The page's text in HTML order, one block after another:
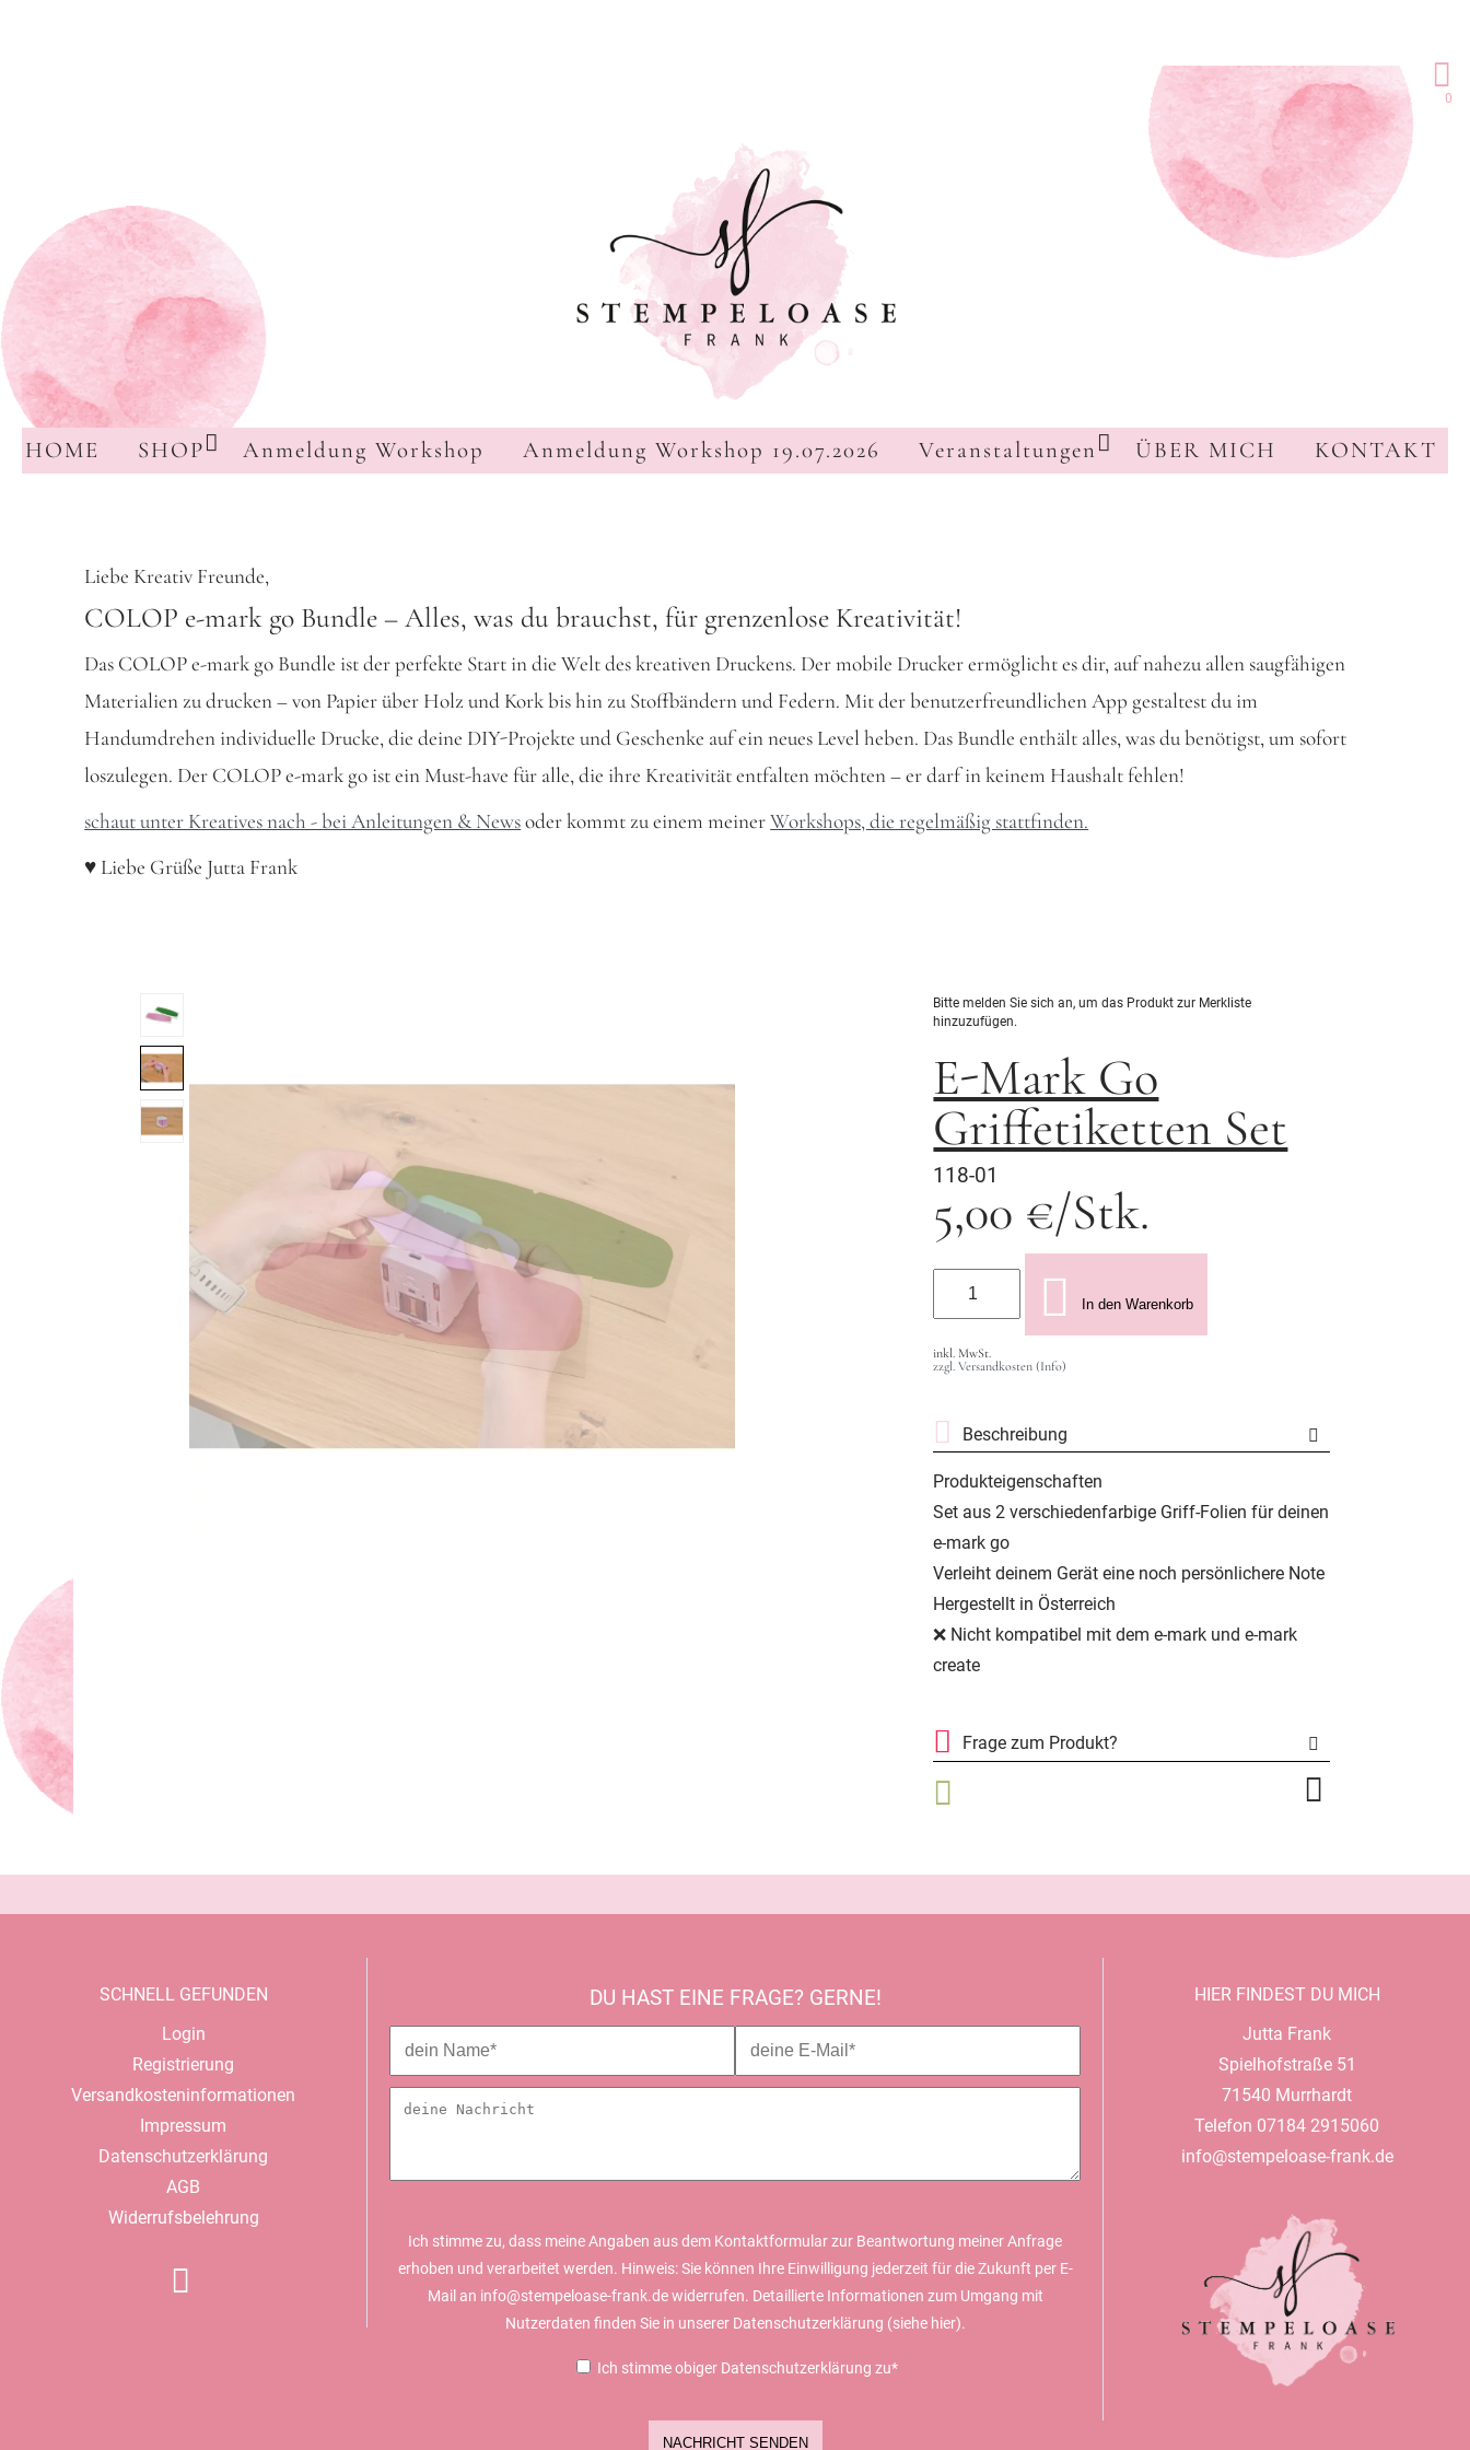
Navigation
überspringen
HOME SHOP Anmeldung Workshop Anmeldung Workshop 19.07.2026 Veranstaltungen ÜBER MICH KONTAKT
0
Liebe Kreativ Freunde,
COLOP e-mark go Bundle – Alles, was du brauchst, für grenzenlose Kreativität!
Das COLOP e-mark go Bundle ist der perfekte Start in die Welt des kreativen Druckens. Der mobile Drucker ermöglicht es dir, auf nahezu allen saugfähigen
Materialien zu drucken – von Papier über Holz und Kork bis hin zu Stoffbändern und Federn. Mit der benutzerfreundlichen App gestaltest du im
Handumdrehen individuelle Drucke, die deine DIY-Projekte und Geschenke auf ein neues Level heben. Das Bundle enthält alles, was du benötigst, um sofort
loszulegen. Der COLOP e-mark go ist ein Must-have für alle, die ihre Kreativität entfalten möchten – er darf in keinem Haushalt fehlen!
schaut unter Kreatives nach - bei Anleitungen & Newsoder kommt zu einem meinerWorkshops, die regelmäßig stattfinden.
♥ Liebe Grüße Jutta Frank
Bitte melden Sie sich an, um das Produkt zur Merkliste
hinzuzufügen.
E-Mark Go
Griffetiketten Set
118-01
5,00 €/Stk.
In den Warenkorb
inkl. MwSt.
zzgl. Versandkosten (Info)
Beschreibung
Produkteigenschaften
Set aus 2 verschiedenfarbige Griff-Folien für deinen
e-mark go
Verleiht deinem Gerät eine noch persönlichere Note
Hergestellt in Österreich
❌ Nicht kompatibel mit dem e-mark und e-mark
create
Frage zum Produkt?
SCHNELL GEFUNDEN
Navigation
überspringen
Login
Registrierung
Versandkosteninformationen
Impressum
Datenschutzerklärung
AGB
Widerrufsbelehrung
DU HAST EINE FRAGE? GERNE!
Ich stimme zu, dass meine Angaben aus dem Kontaktformular zur Beantwortung meiner Anfrage
erhoben und verarbeitet werden. Hinweis: Sie können Ihre Einwilligung jederzeit für die Zukunft per E-
Mail an info@stempeloase-frank.de widerrufen. Detaillierte Informationen zum Umgang mit
Nutzerdaten finden Sie in unserer Datenschutzerklärung (siehe hier).
Ich stimme obiger Datenschutzerklärung zu*
NACHRICHT SENDEN
HIER FINDEST DU MICH
Jutta Frank
Spielhofstraße 51
71540 Murrhardt
Telefon 07184 2915060
info@stempeloase-frank.de